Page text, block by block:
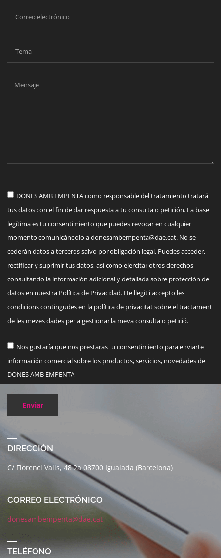
DONES AMB EMPENTA como responsable del tratamiento tratará
tus datos con el fin de dar respuesta a tu consulta o petición. La base
legítima es tu consentimiento que puedes revocar en cualquier
momento comunicándolo adonesambempenta@dae.cat. No se
cederán datos a terceros salvo por obligación legal. Puedes acceder,
rectificar y suprimir tus datos, así como ejercitar otros derechos
consultando la información adicional y detallada sobre protección de
datos en nuestra Política de Privacidad. He llegit i accepto les
condicions contingudes en la política de privacitat sobre el tractament
de les meves dades per a gestionar la meva consulta o petició.
Nos gustaría que nos prestaras tu consentimiento para enviarte
información comercial sobre los productos, servicios, novedades de
DONES AMB EMPENTA
Enviar
DIRECCIÓN
C/ Florenci Valls, 48 2a 08700 Igualada (Barcelona)
CORREO ELECTRÓNICO
donesambempenta@dae.cat
TELÉFONO